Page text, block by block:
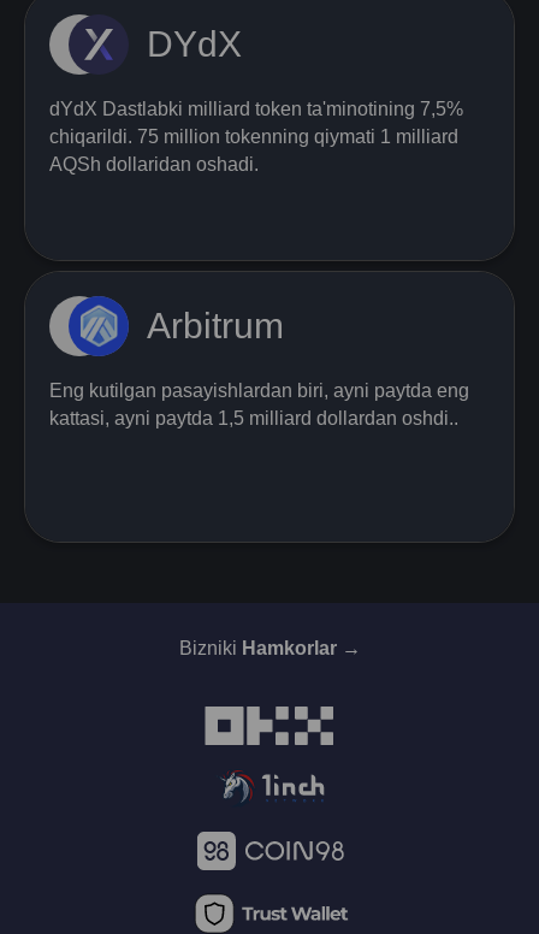
DYdX
dYdX Dastlabki milliard token ta'minotining 7,5%
chiqarildi. 75 million tokenning qiymati 1 milliard
AQSh dollaridan oshadi.
Arbitrum
Eng kutilgan pasayishlardan biri, ayni paytda eng
kattasi, ayni paytda 1,5 milliard dollardan oshdi..
Bizniki Hamkorlar →